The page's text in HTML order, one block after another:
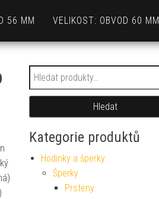
56 MM VELIKOST: OBVOD 60 MM
Hledat:
Hledat
Kategorie produktů
Hodinky a šperky
Šperky
Prsteny